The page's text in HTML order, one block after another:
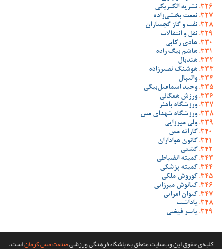
نشریه الکتریکی
نعمت بخشی‌زاده
نفت و گاز گچساران
نقل و انتقالات
هادی رکابی
هاشم بیگ زاده
هندبال
هوشنگ نصیرزاده
والیبال
وحید اسماعیل‌بیگی
ورزش همگانی
ورزشگاه باهنر
ورزشگاه شهدای مس
ولی میرزایی
کاراته مس
کانون هواداران
کشتی
کمیته انضباطی
کمیته پزشکی
کوروش ملکی
کیانوش میرزایی
کیوان امرایی
یاداشت
یاسر فیضی
کلیه‌ی حقوق این وب‌سایت متعلق به باشگاه فرهنگی ورزشیصنعت مس کرماناست.